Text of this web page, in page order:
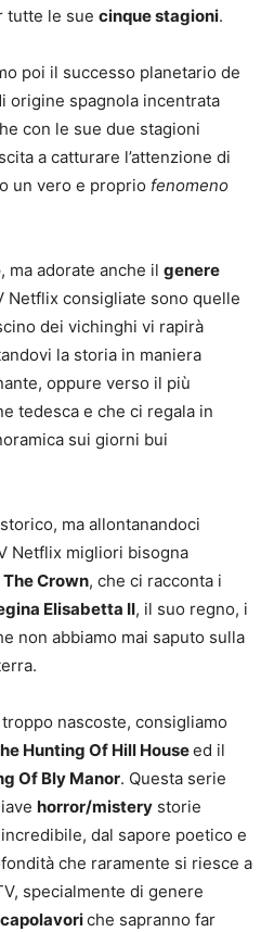
tutte le sue cinque stagioni.
poi il successo planetario de
origine spagnola incentrata
con le sue due stagioni
a catturare l’attenzione di
un vero e proprio fenomeno
, ma adorate anche il genere
Netflix consigliate sono quelle
dei vichinghi vi rapirà
la storia in maniera
oppure verso il più
tedesca e che ci regala in
sui giorni bui
ma allontanandoci
Netflix migliori bisogna
The Crown, che ci racconta i
Elisabetta II, il suo regno, i
non abbiamo mai saputo sulla
nascoste, consigliamo
Hunting Of Hill Houseed il
Of Bly Manor. Questa serie
horror/mistery storie
dal sapore poetico e
che raramente si riesce a
specialmente di genere
che sapranno far